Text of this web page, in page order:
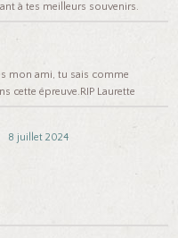
à tes meilleurs souvenirs.
mon ami, tu sais comme
cette épreuve.RIP Laurette
8 juillet 2024